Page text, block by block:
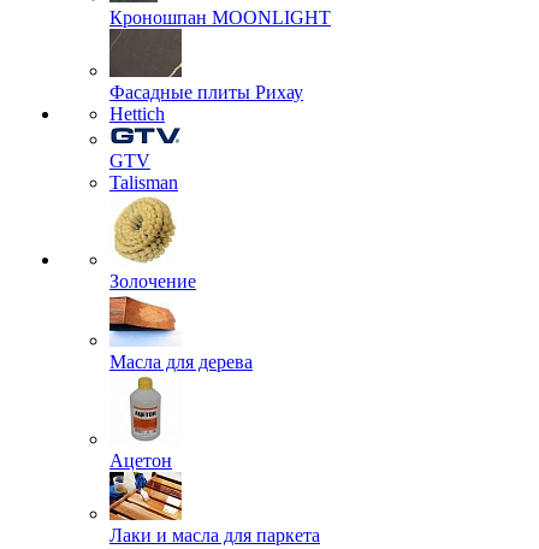
Кроношпан MOONLIGHT
Фасадные плиты Рихау
Hettich
GTV
Talisman
Золочение
Масла для дерева
Ацетон
Лаки и масла для паркета